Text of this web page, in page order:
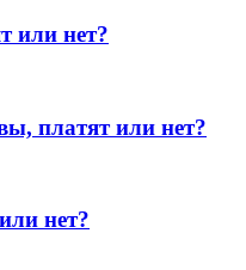
или нет?
платят или нет?
нет?